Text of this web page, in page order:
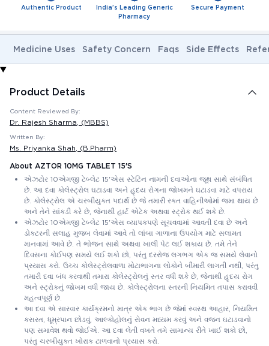
Authentic Product
India's Leading Generic
Pharmacy
Secure Payment
Medicine Uses Safety Concern Faqs Side Effects
Product Details
Content Reviewed By:
Dr. Rajesh Sharma , (MBBS)
Written By:
Ms. Priyanka Shah , (B.Pharm)
About AZTOR 10MG TABLET 15'S
એઝટોર 10એમજી ટેબ્લેટ 15'એસ સ્ટેટિન નામની દવાઓના જૂથ સાથે સંબંધિત
છે. આ દવા કોલેસ્ટ્રોલ ઘટાડવા અને હૃદય રોગના જોખમને ઘટાડવા માટે વપરાય
છે. કોલેસ્ટ્રોલ એ ચરબીયુક્ત પદાર્થ છે જે તમારી રક્ત વાહિનીઓમાં જમા થાય છે
અને તેને સાંકડી કરે છે, જેનાથી હાર્ટ એટેક અથવા સ્ટ્રોક થઈ શકે છે.
એઝટોર 10એમજી ટેબ્લેટ 15'એસ વ્યાપકપણે સૂચવવામાં આવતી દવા છે અને
ડોક્ટરની સલાહ મુજબ લેવામાં આવે તો લાંબા ગાળાના ઉપયોગ માટે સલામત
માનવામાં આવે છે. તે ભોજન સાથે અથવા ખાલી પેટ લઈ શકાય છે. તમે તેને
દિવસના કોઈપણ સમયે લઈ શકો છો, પરંતુ દરરોજ લગભગ એક જ સમયે લેવાનો
પ્રયાસ કરો. ઉચ્ચ કોલેસ્ટ્રોલવાળા મોટાભાગના લોકોને બીમારી લાગતી નથી, પરંતુ
તમારી દવા બંધ કરવાથી તમારા કોલેસ્ટ્રોલનું સ્તર વધી શકે છે, જેનાથી હૃદય રોગ
અને સ્ટ્રોકનું જોખમ વધી જાય છે. કોલેસ્ટ્રોલના સ્તરની નિયમિત તપાસ કરાવવી
મહત્વપૂર્ણ છે.
આ દવા એ સારવાર કાર્યક્રમનો માત્ર એક ભાગ છે જેમાં સ્વસ્થ આહાર, નિયમિત
કસરત, ધૂમ્રપાન છોડવું, આલ્કોહોલનું સેવન મધ્યમ કરવું અને વજન ઘટાડવાનો
પણ સમાવેશ થવો જોઈએ. આ દવા લેતી વખતે તમે સામાન્ય રીતે ખાઈ શકો છો,
પરંતુ ચરબીયુક્ત ખોરાક ટાળવાનો પ્રયાસ કરો.